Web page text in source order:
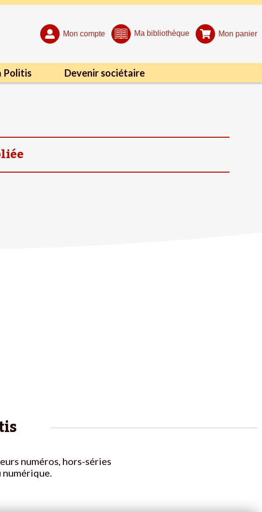
Mon compte Ma bibliothèque Mon panier
Politis Devenir sociétaire
numéros, hors-séries
numérique.